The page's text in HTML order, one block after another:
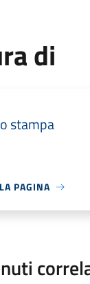
di
stampa
PAGINA